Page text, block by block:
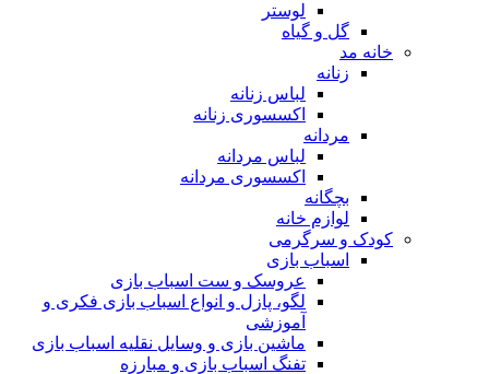
لوستر
گل و گیاه
خانه مد
زنانه
لباس زنانه
اکسسوری زنانه
مردانه
لباس مردانه
اکسسوری مردانه
بچگانه
لوازم خانه
کودک و سرگرمی
اسباب بازی
عروسک و ست اسباب بازی
لگو، پازل و انواع اسباب بازی فکری و
آموزشی
ماشین بازی و وسایل نقلیه اسباب بازی
تفنگ اسباب بازی و مبارزه